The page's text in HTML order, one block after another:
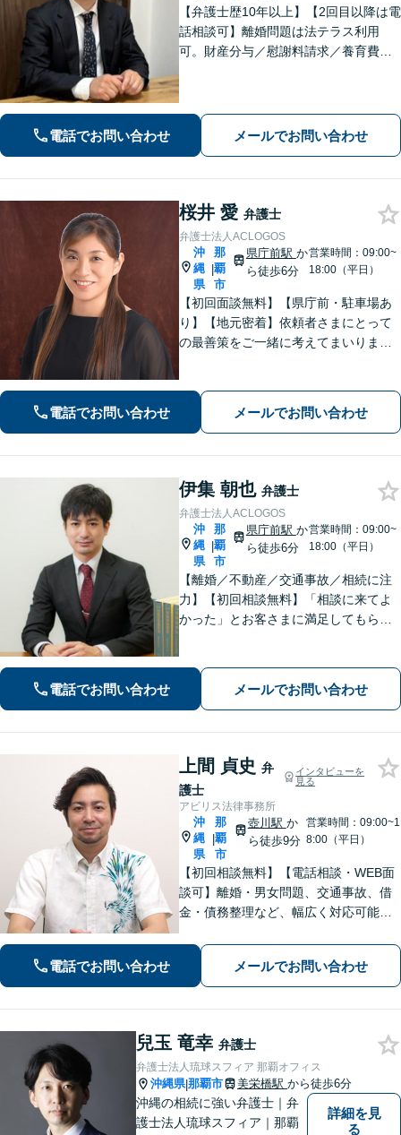
【弁護士歴10年以上】【2回目以降は電
話相談可】離婚問題は法テラス利用
可。財産分与／慰謝料請求／養育費な
多数【バス停「天久」2分】
電話でお問い合わせ メールでお問い合わせ
桜井 愛 弁護士
弁護士法人ACLOGOS
沖
縄
県
|
那
覇
市
県庁前駅 か
ら徒歩6分
営業時間：09:00~
18:00（平日）
【初回面談無料】【県庁前・駐車場あ
り】【地元密着】依頼者さまにとって
の最善策をご一緒に考えてまいりま
【FP1級・宅地建物取引士・銀行業務
検定の資格あり】【WEB面談可】
電話でお問い合わせ メールでお問い合わせ
伊集 朝也 弁護士
弁護士法人ACLOGOS
沖
縄
県
|
那
覇
市
県庁前駅 か
ら徒歩6分
営業時間：09:00~
18:00（平日）
【離婚／不動産／交通事故／相続に注
力】【初回相談無料】「相談に来てよ
かった」とお客さまに満足してもらう
く、丁寧なヒアリングで皆様のお気持
ちに寄り添います。
電話でお問い合わせ メールでお問い合わせ
上間 貞史 弁
護士
インタビューを
見る
アビリス法律事務所
沖
縄
県
|
那
覇
市
壺川駅 か
ら徒歩9分
営業時間：09:00~1
8:00（平日）
【初回相談無料】【電話相談・WEB面
談可】離婚・男女問題、交通事故、借
金・債務整理など、幅広く対応可能で
談しやすい対応体制を整備していま
す。抱えているお悩みを解決いたしま
すので、お気軽にお問い合わせくださ
い。
電話でお問い合わせ メールでお問い合わせ
兒玉 竜幸 弁護士
弁護士法人琉球スフィア 那覇オフィス
沖縄県|那覇市 美栄橋駅 から徒歩6分
沖縄の相続に強い弁護士｜弁
護士法人琉球スフィア｜那覇
詳細を見
る